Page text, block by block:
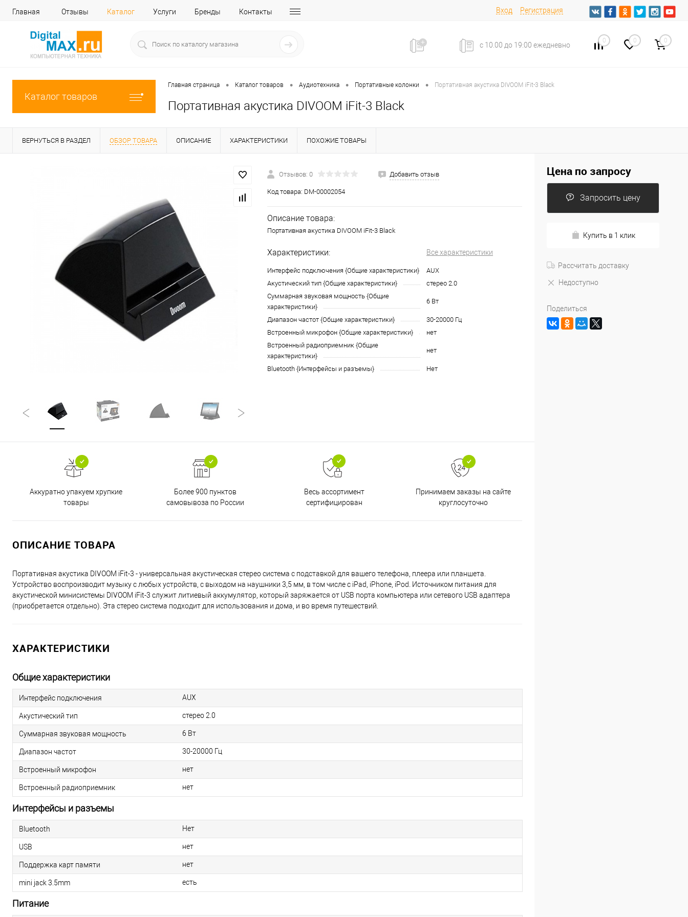
Главная Отзывы Каталог Услуги Бренды Контакты Вход Регистрация
с 10.00 до 19:00 ежедневно
0 0 0
Каталог товаров
Главная страница • Каталог товаров • Аудиотехника • Портативные колонки • Портативная акустика DIVOOM iFit-3 Black
Портативная акустика DIVOOM iFit-3 Black
ВЕРНУТЬСЯ В РАЗДЕЛ ОБЗОР ТОВАРА ОПИСАНИЕ ХАРАКТЕРИСТИКИ ПОХОЖИЕ ТОВАРЫ
Отзывов: 0 Добавить отзыв
Код товара: DM-00002054
Описание товара:
Портативная акустика DIVOOM iFit-3 Black
Характеристики: Все характеристики
Интерфейс подключения {Общие характеристики}
AUX
Акустический тип {Общие характеристики}
стерео 2.0
Суммарная звуковая мощность {Общие
характеристики}
6 Вт
Диапазон частот {Общие характеристики}
30-20000 Гц
Встроенный микрофон {Общие характеристики}
нет
Встроенный радиоприемник {Общие
характеристики}
нет
Bluetooth {Интерфейсы и разъемы} Нет
Аккуратно упакуем хрупкие
товары
Более 900 пунктов
самовывоза по России
Весь ассортимент
сертифицирован
Принимаем заказы на сайте
круглосуточно
ОПИСАНИЕ ТОВАРА
Портативная акустика DIVOOM iFit-3 - универсальная акустическая стерео система с подставкой для вашего телефона, плеера или планшета.
Устройство воспроизводит музыку с любых устройств, с выходом на наушники 3,5 мм, в том числе с iPad, iPhone, iPod. Источником питания для
акустической минисистемы DIVOOM iFit-3 служит литиевый аккумулятор, который заряжается от USB порта компьютера или сетевого USB адаптера
(приобретается отдельно). Эта стерео система подходит для использования и дома, и во время путешествий.
ХАРАКТЕРИСТИКИ
Общие характеристики
Интерфейс подключения AUX
Акустический тип стерео 2.0
Суммарная звуковая мощность 6 Вт
Диапазон частот 30-20000 Гц
Встроенный микрофон нет
Встроенный радиоприемник нет
Интерфейсы и разъемы
Bluetooth Нет
USB нет
Поддержка карт памяти нет
mini jack 3.5mm есть
Питание
Цена по запросу
Запросить цену
Купить в 1 клик
Рассчитать доставку
Недоступно
Поделиться